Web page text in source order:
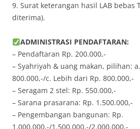
9. Surat keterangan hasil LAB bebas
diterima).
ADMINISTRASI PENDAFTARAN:
– Pendaftaran Rp. 200.000,-
– Syahriyah & uang makan, pilihan:
800.000,-/c. Lebih dari Rp. 800.000,-
– Seragam 2 stel: Rp. 550.000,-
– Sarana prasarana: Rp. 1.500.000,-
– Pengembangan bangunan: Rp.
1.000.000,-/1.500.000,-/2.000.000,-